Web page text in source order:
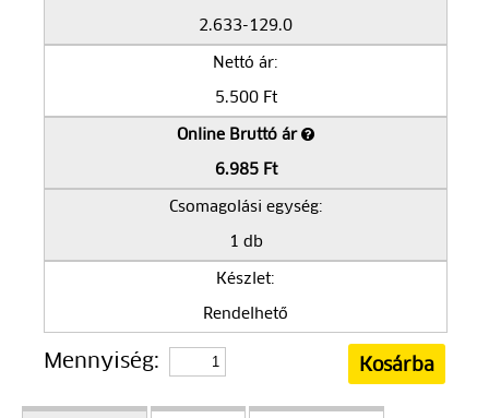
2.633-129.0
Nettó ár:
5.500 Ft
Online Bruttó ár
6.985 Ft
Csomagolási egység:
1 db
Készlet:
Rendelhető
Mennyiség: